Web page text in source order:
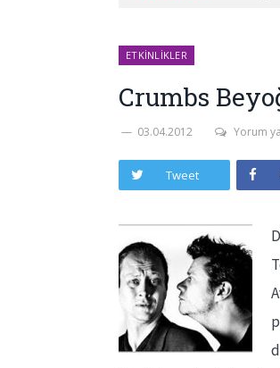
ETKINLIKLER
Crumbs
03.04.2012 Yorum
Tweet